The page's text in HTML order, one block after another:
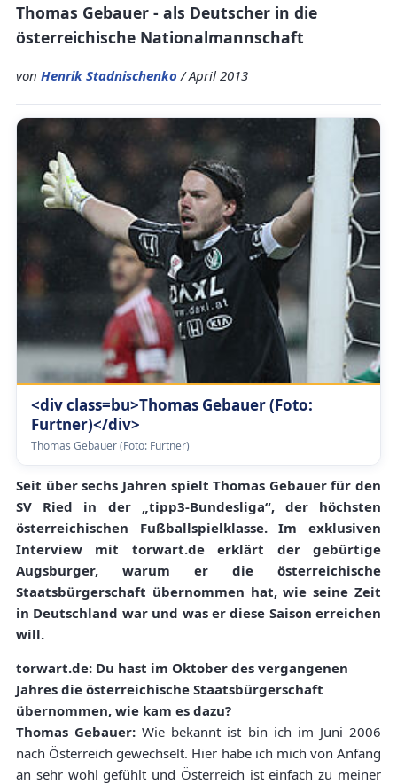
Thomas Gebauer - als Deutscher in die
österreichische Nationalmannschaft
von Henrik Stadnischenko / April 2013
<div class=bu>Thomas Gebauer (Foto:
Furtner)</div>
Thomas Gebauer (Foto: Furtner)
Seit über sechs Jahren spielt Thomas Gebauer für den
SV Ried in der „tipp3-Bundesliga“, der höchsten
österreichischen Fußballspielklasse. Im exklusiven
Interview mit torwart.de erklärt der gebürtige
Augsburger, warum er die österreichische
Staatsbürgerschaft übernommen hat, wie seine Zeit
in Deutschland war und was er diese Saison erreichen
will.
torwart.de: Du hast im Oktober des vergangenen
Jahres die österreichische Staatsbürgerschaft
übernommen, wie kam es dazu?
Thomas Gebauer:Wie bekannt ist bin ich im Juni 2006
nach Österreich gewechselt. Hier habe ich mich von Anfang
an sehr wohl gefühlt und Österreich ist einfach zu meiner